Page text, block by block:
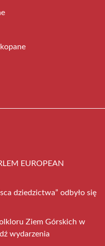
EUROPEAN
dziedzictwa” odbyło się
Ziem Górskich w
wydarzenia